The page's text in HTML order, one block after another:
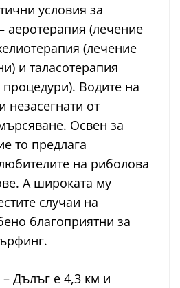
условия за
аеротерапия (лечение
(лечение
и таласотерапия
Водите на
незасегнати от
Освен за
то предлага
на риболова
А широката му
случаи на
благоприятни за
– Дълъг е 4,3 км и